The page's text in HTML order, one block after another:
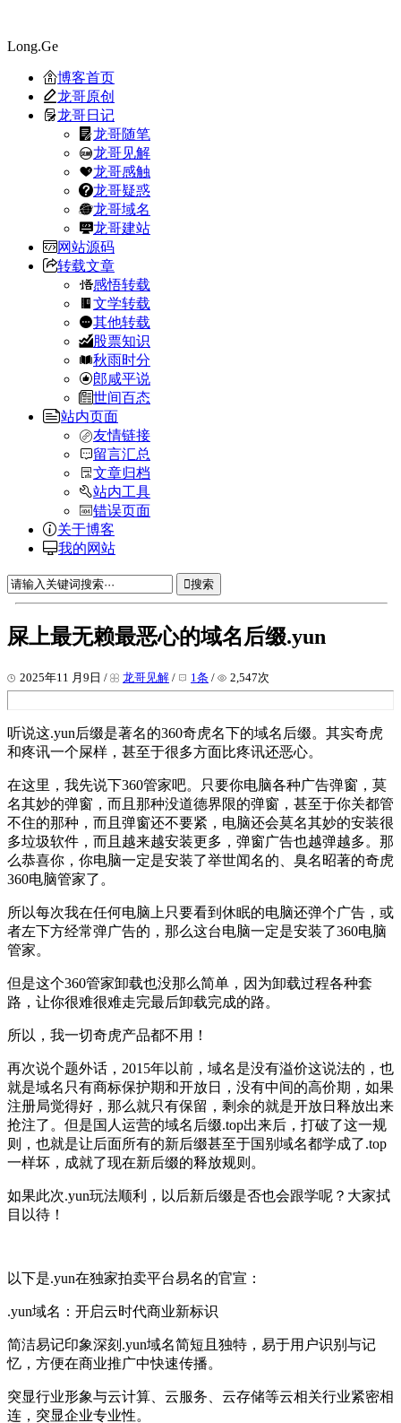
Long.Ge
博客首页
龙哥原创
龙哥日记
龙哥随笔
龙哥见解
龙哥感触
龙哥疑惑
龙哥域名
龙哥建站
网站源码
转载文章
感悟转载
文学转载
其他转载
股票知识
秋雨时分
郎咸平说
世间百态
站内页面
友情链接
留言汇总
文章归档
站内工具
错误页面
关于博客
我的网站
搜索
屎上最无赖最恶心的域名后缀.yun
2025年11 月9日 / 龙哥见解 / 1条 / 2,547次
听说这.yun后缀是著名的360奇虎名下的域名后缀。其实奇虎
和疼讯一个屎样，甚至于很多方面比疼讯还恶心。
在这里，我先说下360管家吧。只要你电脑各种广告弹窗，莫
名其妙的弹窗，而且那种没道德界限的弹窗，甚至于你关都管
不住的那种，而且弹窗还不要紧，电脑还会莫名其妙的安装很
多垃圾软件，而且越来越安装更多，弹窗广告也越弹越多。那
么恭喜你，你电脑一定是安装了举世闻名的、臭名昭著的奇虎
360电脑管家了。
所以每次我在任何电脑上只要看到休眠的电脑还弹个广告，或
者左下方经常弹广告的，那么这台电脑一定是安装了360电脑
管家。
但是这个360管家卸载也没那么简单，因为卸载过程各种套
路，让你很难很难走完最后卸载完成的路。
所以，我一切奇虎产品都不用！
再次说个题外话，2015年以前，域名是没有溢价这说法的，也
就是域名只有商标保护期和开放日，没有中间的高价期，如果
注册局觉得好，那么就只有保留，剩余的就是开放日释放出来
抢注了。但是国人运营的域名后缀.top出来后，打破了这一规
则，也就是让后面所有的新后缀甚至于国别域名都学成了.top
一样坏，成就了现在新后缀的释放规则。
如果此次.yun玩法顺利，以后新后缀是否也会跟学呢？大家拭
目以待！
以下是.yun在独家拍卖平台易名的官宣：
.yun域名：开启云时代商业新标识
简洁易记印象深刻.yun域名简短且独特，易于用户识别与记
忆，方便在商业推广中快速传播。
突显行业形象与云计算、云服务、云存储等云相关行业紧密相
连，突显企业专业性。